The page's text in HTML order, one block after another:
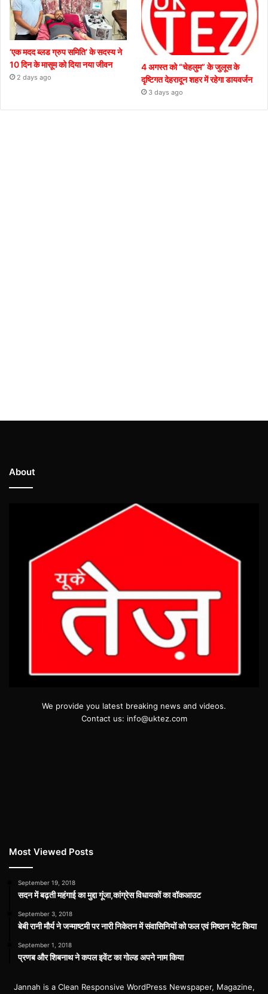
‘एक मदद ब्लड ग्रुप समिति’ के सदस्य ने
10 दिन के मासूम को दिया नया जीवन
2 days ago
4 अगस्त को “चेहलुम” के जुलूस के
दृष्टिगत देहरादून शहर में रहेगा डायवर्जन
3 days ago
About
We provide you latest breaking news and videos.
Contact us: info@uktez.com
Most Viewed Posts
September 19, 2018
सदन में बढ़ती महंगाई का मुद्दा गूंजा,कांग्रेस विधायकों का वॉकआउट
September 3, 2018
बेबी रानी मौर्य ने जन्माष्टमी पर नारी निकेतन में संवासिनियों को फल एवं मिष्ठान भेंट किया
September 1, 2018
प्रणब और शिबनाथ ने कपल इवेंट का गोल्ड अपने नाम किया
Jannah is a Clean Responsive WordPress Newspaper, Magazine,